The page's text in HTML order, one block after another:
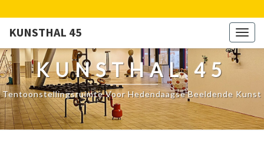
KUNSTHAL 45
KUNSTHAL 45
Tentoonstellingsruimte Voor Hedendaagse Beeldende Kunst